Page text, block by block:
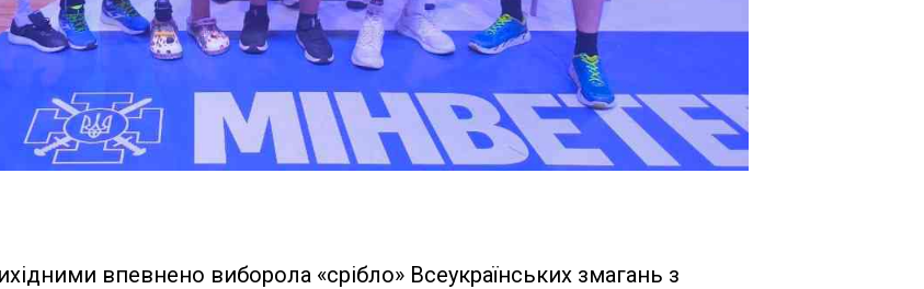
впевнено виборола «срібло» Всеукраїнських змагань з